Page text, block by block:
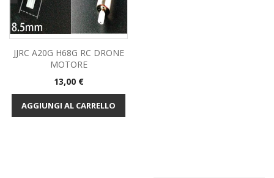
JJRC A20G H68G RC DRONE
MOTORE
Prezzo
13,00 €
AGGIUNGI AL CARRELLO